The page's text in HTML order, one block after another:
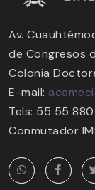
Av.
de Congresos
Colonia
E-mail:
Tels: 55 55
Conmutador